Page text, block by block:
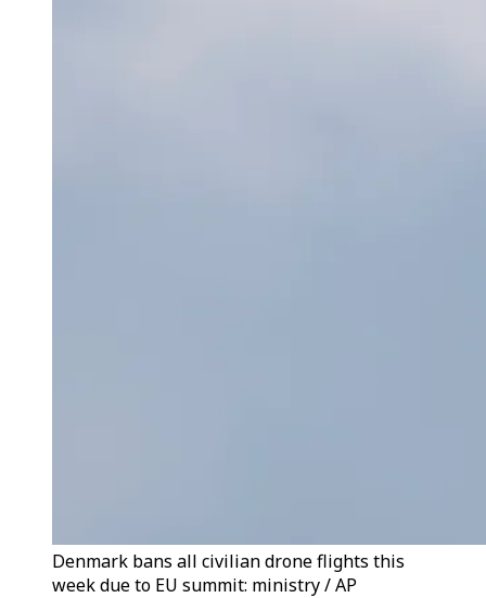
Denmark bans all civilian drone flights this
week due to EU summit: ministry / AP